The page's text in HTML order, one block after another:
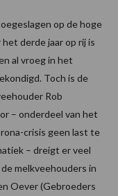
op de hoge
derde jaar op rij is
al vroeg in het
Toch is de
Rob
– onderdeel van het
crisis geen last te
– dreigt er veel
melkveehouders in
Oever (Gebroeders